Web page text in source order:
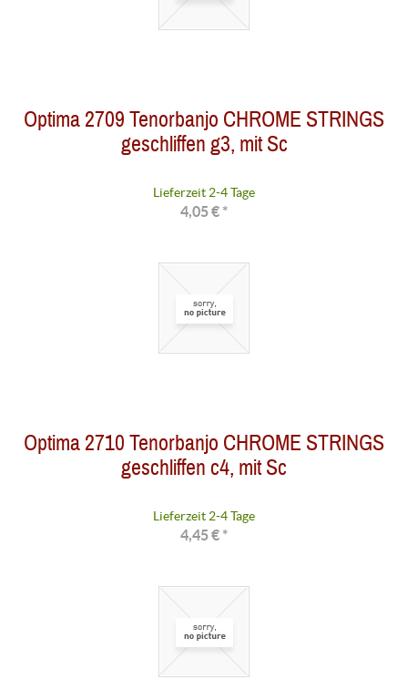
Optima 2709 Tenorbanjo CHROME STRINGS
geschliffen g3, mit Sc
Lieferzeit 2-4 Tage
4,05 € *
Optima 2710 Tenorbanjo CHROME STRINGS
geschliffen c4, mit Sc
Lieferzeit 2-4 Tage
4,45 € *